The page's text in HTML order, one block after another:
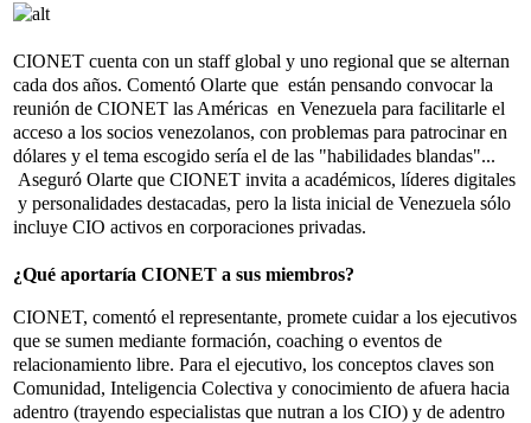
CIONET cuenta con un staff global y uno regional que se alternan
cada dos años. Comentó Olarte que están pensando convocar la
reunión de CIONET las Américas en Venezuela para facilitarle el
acceso a los socios venezolanos, con problemas para patrocinar en
dólares y el tema escogido sería el de las "habilidades blandas"...
Aseguró Olarte que CIONET invita a académicos, líderes digitales
y personalidades destacadas, pero la lista inicial de Venezuela sólo
incluye CIO activos en corporaciones privadas.
¿Qué aportaría CIONET a sus miembros?
CIONET, comentó el representante, promete cuidar a los ejecutivos
que se sumen mediante formación, coaching o eventos de
relacionamiento libre. Para el ejecutivo, los conceptos claves son
Comunidad, Inteligencia Colectiva y conocimiento de afuera hacia
adentro (trayendo especialistas que nutran a los CIO) y de adentro